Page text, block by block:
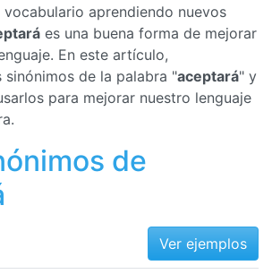
aprendiendo nuevos
es una buena forma de mejorar
En este artículo,
de la palabra "aceptará" y
para mejorar nuestro lenguaje
de
Ver ejemplos